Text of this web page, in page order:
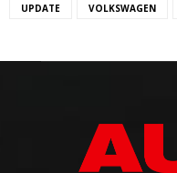
UPDATE VOLKSWAGEN